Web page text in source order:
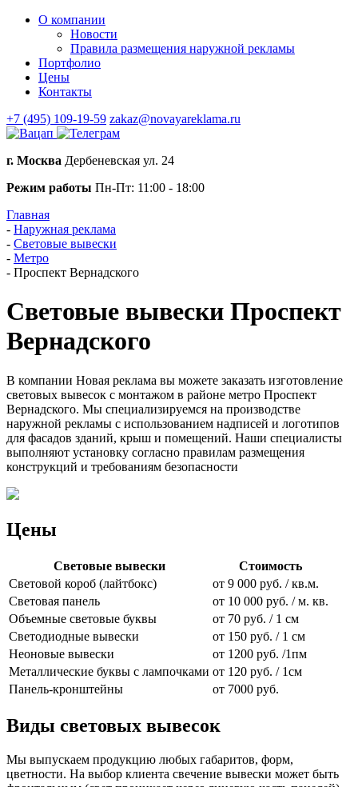
О компании
Новости
Правила размещения наружной рекламы
Портфолио
Цены
Контакты
+7 (495) 109-19-59 zakaz@novayareklama.ru
г. Москва Дербеневская ул. 24
Режим работы Пн-Пт: 11:00 - 18:00
Главная
- Наружная реклама
- Световые вывески
- Метро
- Проспект Вернадского
Световые вывески Проспект
Вернадского
В компании Новая реклама вы можете заказать изготовление
световых вывесок с монтажом в районе метро Проспект
Вернадского. Мы специализируемся на производстве
наружной рекламы с использованием надписей и логотипов
для фасадов зданий, крыш и помещений. Наши специалисты
выполняют установку согласно правилам размещения
конструкций и требованиям безопасности
Цены
Световые вывески
Стоимость
Световой короб (лайтбокс)
от 9 000 руб. / кв.м.
Световая панель
от 10 000 руб. / м. кв.
Объемные световые буквы
от 70 руб. / 1 см
Светодиодные вывески
от 150 руб. / 1 см
Неоновые вывески
от 1200 руб. /1пм
Металлические буквы с лампочками от 120 руб. / 1см
Панель-кронштейны
от 7000 руб.
Виды световых вывесок
Мы выпускаем продукцию любых габаритов, форм,
цветности. На выбор клиента свечение вывески может быть